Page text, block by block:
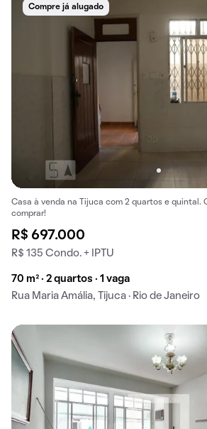
Compre já alugado
Casa à venda na Tijuca com 2 quartos e quintal.
comprar!
R$ 697.000
R$ 135 Condo. + IPTU
70 m² · 2 quartos · 1 vaga
Rua Maria Amália, Tijuca · Rio de Janeiro